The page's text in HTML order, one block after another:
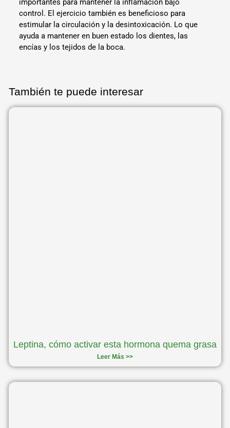
importantes para mantener la inflamación bajo
control. El ejercicio también es beneficioso para
estimular la circulación y la desintoxicación. Lo que
ayuda a mantener en buen estado los dientes, las
encías y los tejidos de la boca.
También te puede interesar
Leptina, cómo activar esta hormona quema grasa
Leer Más >>